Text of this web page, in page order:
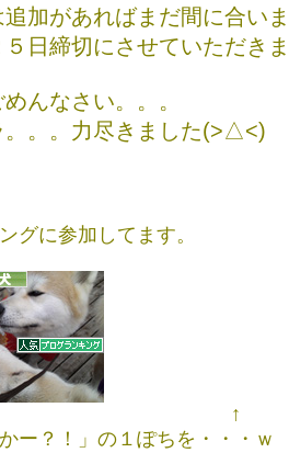
追加があればまだ間に合い
５日締切にさせていただき
んなさい。。。
。。。力尽きました(>△<)
グに参加してます。
↑
かー？！」の１ぽちを・・・ｗ